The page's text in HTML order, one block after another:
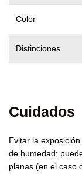
Color
Distinciones
Cuidados
Evitar la
de humedad;
planas (en el caso